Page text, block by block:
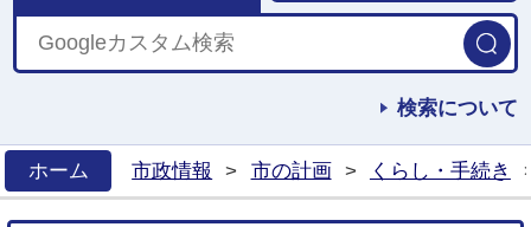
検索について
ホーム
市政情報 > 市の計画 > くらし・手続き